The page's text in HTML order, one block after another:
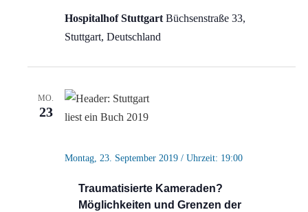
Hospitalhof Stuttgart Büchsenstraße 33,
Stuttgart, Deutschland
MO.
23
Traumatisierte Kameraden?
Möglichkeiten und Grenzen der
Montag, 23. September 2019 / Uhrzeit: 19:00